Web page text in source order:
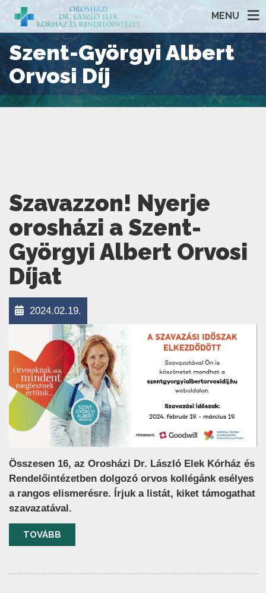
MENU
Szent-Györgyi Albert
Orvosi Díj
Szavazzon! Nyerje
orosházi a Szent-
Györgyi Albert Orvosi
Díjat
2024.02.19.
Összesen 16, az Orosházi Dr. László Elek Kórház és
Rendelőintézetben dolgozó orvos kollégánk esélyes
a rangos elismerésre. Írjuk a listát, kiket támogathat
szavazatával.
TOVÁBB